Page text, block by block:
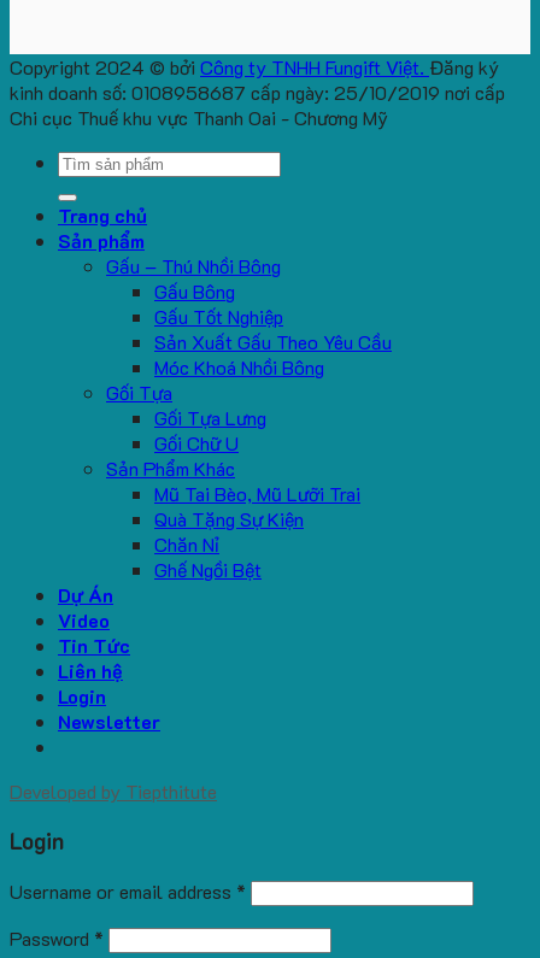
Copyright 2024 © bởi Công ty TNHH Fungift Việt. Đăng ký
kinh doanh số: 0108958687 cấp ngày: 25/10/2019 nơi cấp
Chi cục Thuế khu vực Thanh Oai - Chương Mỹ
Search
for:
Trang chủ
Sản phẩm
Gấu – Thú Nhồi Bông
Gấu Bông
Gấu Tốt Nghiệp
Sản Xuất Gấu Theo Yêu Cầu
Móc Khoá Nhồi Bông
Gối Tựa
Gối Tựa Lưng
Gối Chữ U
Sản Phẩm Khác
Mũ Tai Bèo, Mũ Lưỡi Trai
Quà Tặng Sự Kiện
Chăn Nỉ
Ghế Ngồi Bệt
Dự Án
Video
Tin Tức
Liên hệ
Login
Newsletter
Developed by Tiepthitute
Login
Username or email address *
Password *